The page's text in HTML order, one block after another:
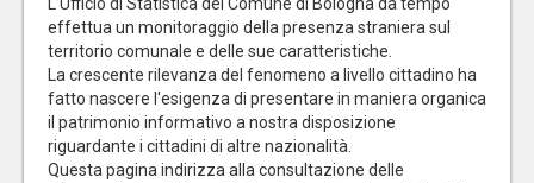
effettua un monitoraggio della presenza straniera sul
territorio comunale e delle sue caratteristiche.
La crescente rilevanza del fenomeno a livello cittadino ha
fatto nascere l'esigenza di presentare in maniera organica
il patrimonio informativo a nostra disposizione
riguardante i cittadini di altre nazionalità.
Questa pagina indirizza alla consultazione delle